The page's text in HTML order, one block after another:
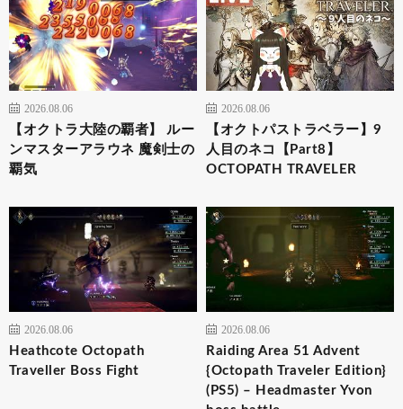
2026.08.06
【オクトラ大陸の覇者】 ルー
ンマスターアラウネ 魔剣士の
覇気
2026.08.06
【オクトパストラベラー】9
人目のネコ【Part8】
OCTOPATH TRAVELER
2026.08.06
Heathcote Octopath
Traveller Boss Fight
2026.08.06
Raiding Area 51 Advent
{Octopath Traveler Edition}
(PS5) – Headmaster Yvon